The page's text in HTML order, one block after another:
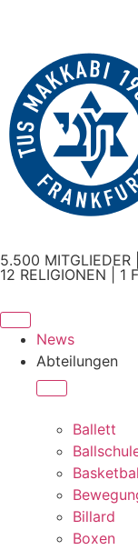
5.500 MITGLIEDER
12 RELIGIONEN | 1
News
Abteilungen
Ballett
Billard
Boxen